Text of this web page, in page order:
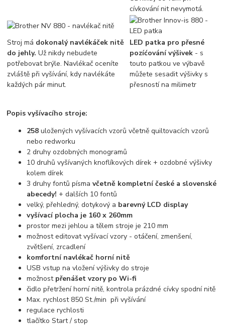
cívkování nit nevymotá.
Stroj má dokonalý navlékáček nitě
do jehly.Už nikdy nebudete
potřebovat brýle. Navlékač oceníte
zvláště při vyšívání, kdy navlékáte
každých pár minut.
LED patka pro přesné
pozíćování výšivek - s
touto patkou ve výbavě
můžete sesadit výšivky s
přesností na milimetr
Popis vyšívacího stroje:
258uložených vyšívacích vzorů včetně quiltovacích vzorů
nebo redworku
2 druhy ozdobných monogramů
10 druhů vyšívaných knoflíkových dírek + ozdobné výšivky
kolem dírek
3 druhy fontů písmavčetně kompletní české a slovenské
abecedy!+ dalších 10 fontů
velký, přehledný, dotykový a barevný LCD display
vyšívací plocha je 160 x 260mm
prostor mezi jehlou a tělem stroje je 210 mm
možnost editovat vyšívací vzory - otáčení, zmenšení,
zvětšení, zrcadlení
komfortní navlékač horní nitě
USB vstup na vložení výšivky do stroje
možnost přenášet vzory po Wi-fi
čidlo přetržení horní nitě, kontrola prázdné cívky spodní nitě
Max. rychlost 850 St./min při vyšívání
regulace rychlosti
tlačítko Start / stop